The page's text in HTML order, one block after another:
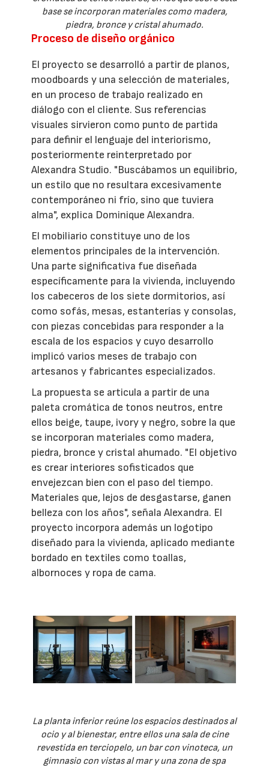
base se incorporan materiales como madera,
piedra, bronce y cristal ahumado.
Proceso de diseño orgánico
El proyecto se desarrolló a partir de planos,
moodboards y una selección de materiales,
en un proceso de trabajo realizado en
diálogo con el cliente. Sus referencias
visuales sirvieron como punto de partida
para definir el lenguaje del interiorismo,
posteriormente reinterpretado por
Alexandra Studio. "Buscábamos un equilibrio,
un estilo que no resultara excesivamente
contemporáneo ni frío, sino que tuviera
alma", explica Dominique Alexandra.
El mobiliario constituye uno de los
elementos principales de la intervención.
Una parte significativa fue diseñada
específicamente para la vivienda, incluyendo
los cabeceros de los siete dormitorios, así
como sofás, mesas, estanterías y consolas,
con piezas concebidas para responder a la
escala de los espacios y cuyo desarrollo
implicó varios meses de trabajo con
artesanos y fabricantes especializados.
La propuesta se articula a partir de una
paleta cromática de tonos neutros, entre
ellos beige, taupe, ivory y negro, sobre la que
se incorporan materiales como madera,
piedra, bronce y cristal ahumado. "El objetivo
es crear interiores sofisticados que
envejezcan bien con el paso del tiempo.
Materiales que, lejos de desgastarse, ganen
belleza con los años", señala Alexandra. El
proyecto incorpora además un logotipo
diseñado para la vivienda, aplicado mediante
bordado en textiles como toallas,
albornoces y ropa de cama.
La planta inferior reúne los espacios destinados al
ocio y al bienestar, entre ellos una sala de cine
revestida en terciopelo, un bar con vinoteca, un
gimnasio con vistas al mar y una zona de spa